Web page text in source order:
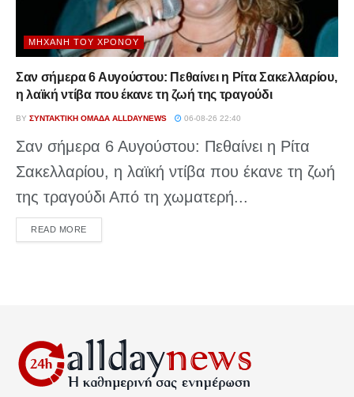
ΜΗΧΑΝΉ ΤΟΥ ΧΡΌΝΟΥ
Σαν σήμερα 6 Αυγούστου: Πεθαίνει η Ρίτα Σακελλαρίου,
η λαϊκή ντίβα που έκανε τη ζωή της τραγούδι
BY ΣΥΝΤΑΚΤΙΚΉ ΟΜΆΔΑ ALLDAYNEWS 06-08-26 22:40
Σαν σήμερα 6 Αυγούστου: Πεθαίνει η Ρίτα
Σακελλαρίου, η λαϊκή ντίβα που έκανε τη ζωή
της τραγούδι Από τη χωματερή...
READ MOREDETAILS